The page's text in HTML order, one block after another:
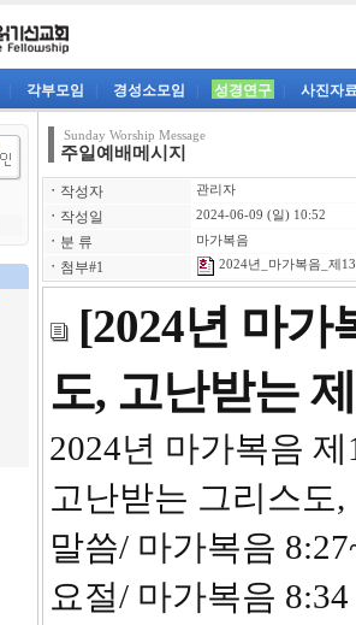
각부모임 경성소모임 성경연구 사진자
Sunday Worship Message
주일예배메시지
ㆍ 작성자 관리자
ㆍ 작성일 2024-06-09 (일) 10:52
ㆍ 분 류 마가복음
ㆍ 첨부#1 2024년_마가복음_제
[2024년 마가
도, 고난받는
2024년 마가
고난받는 그리스도
말씀/ 마가복음
요절/ 마가복음